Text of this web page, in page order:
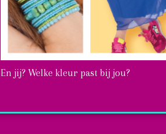
En jij? Welke kleur past bij jou?